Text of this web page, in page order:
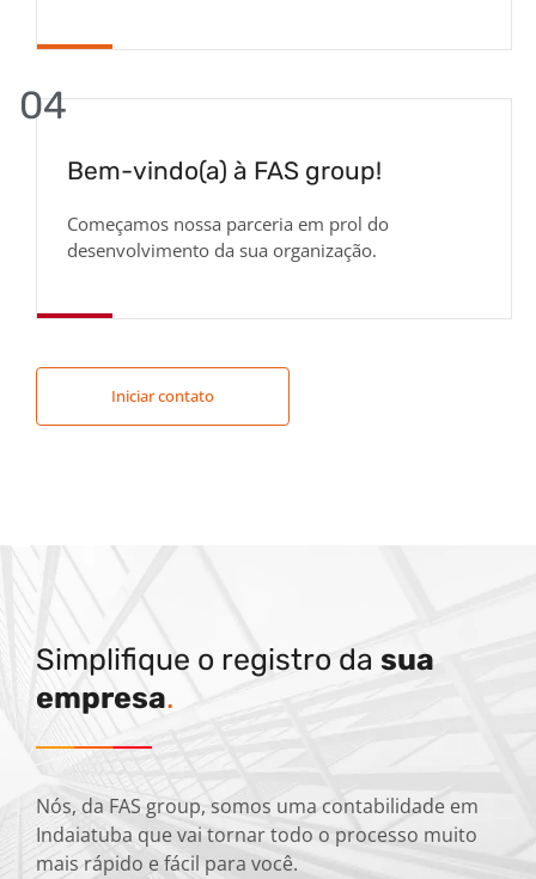
04
Bem-vindo(a) à FAS group!
Começamos nossa parceria em prol do
desenvolvimento da sua organização.
Iniciar contato
Simplifique o registro da sua
empresa.
Nós, da FAS group, somos uma contabilidade em
Indaiatuba que vai tornar todo o processo muito
mais rápido e fácil para você.